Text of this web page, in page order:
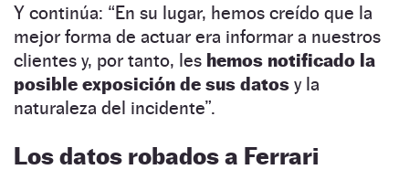
Y continúa: “En su lugar, hemos creído que la
mejor forma de actuar era informar a nuestros
clientes y, por tanto, les hemos notificado la
posible exposición de sus datos y la
naturaleza del incidente”.
Los datos robados a Ferrari